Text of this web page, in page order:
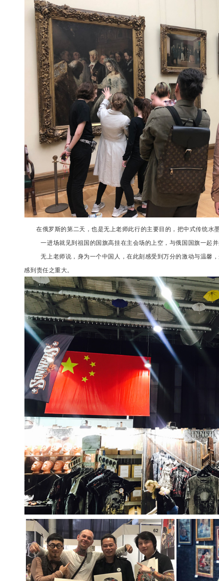
在俄罗斯的第二天，也是无上老师此行的主要目的，把中式传统水
一进场就见到祖国的国旗高挂在主会场的上空，与俄国国旗一起
无上老师说，身为一个中国人，在此刻感受到万分的激动与温馨
感到责任之重大。